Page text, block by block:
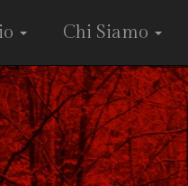
Chi Siamo